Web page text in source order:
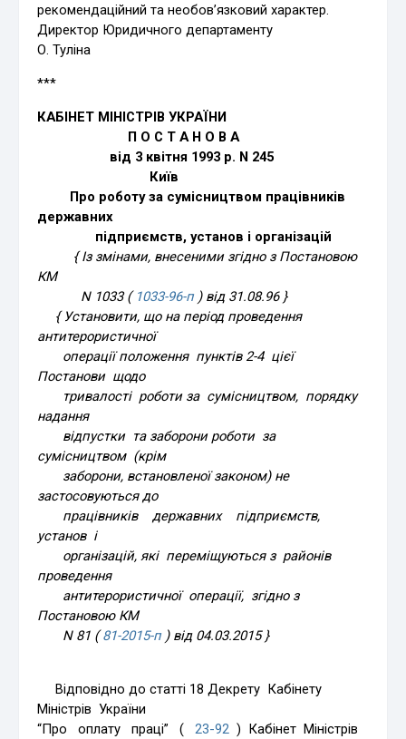
рекомендаційний та необов’язковий характер.
Директор Юридичного департаменту
О. Туліна
***
КАБІНЕТ МІНІСТРІВ УКРАЇНИ
П О С Т А Н О В А
від 3 квітня 1993 р. N 245
Київ
Про роботу за сумісництвом працівників
державних
підприємств, установ і організацій
{ Із змінами, внесеними згідно з Постановою
КМ
N 1033 ( 1033-96-п) від 31.08.96 }
{ Установити, що на період проведення
антитерористичної
операції положення пунктів 2-4 цієї
Постанови щодо
тривалості роботи за сумісництвом, порядку
надання
відпустки та заборони роботи за
сумісництвом (крім
заборони, встановленої законом) не
застосовуються до
працівників державних підприємств,
установ і
організацій, які переміщуються з районів
проведення
антитерористичної операції, згідно з
Постановою КМ
N 81 (81-2015-п) від 04.03.2015 }
Відповідно до статті 18 Декрету Кабінету
Міністрів України
“Про оплату праці” (23-92 ) Кабінет Міністрів